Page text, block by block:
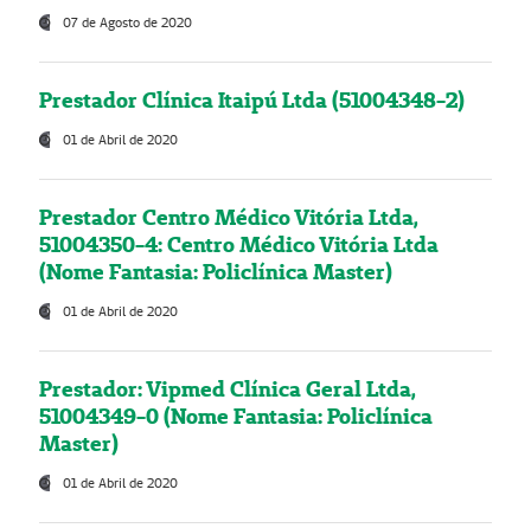
07 de Agosto de 2020
Prestador Clínica Itaipú Ltda (51004348-2)
01 de Abril de 2020
Prestador Centro Médico Vitória Ltda,
51004350-4: Centro Médico Vitória Ltda
(Nome Fantasia: Policlínica Master)
01 de Abril de 2020
Prestador: Vipmed Clínica Geral Ltda,
51004349-0 (Nome Fantasia: Policlínica
Master)
01 de Abril de 2020